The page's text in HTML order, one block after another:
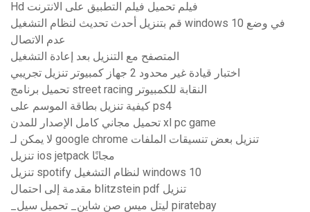
Hd فيلم تحميل فيلم التطبيق على الانترنت
قم بتنزيل أحدث تحديث لنظام التشغيل windows 10 في وضع
عدم الاتصال
المتصفح مع التنزيل بعد إعادة التشغيل
اختبار قيادة غير محدود 2 جهاز كمبيوتر تنزيل تجريبي
تحميل برنامج street racing النقابة للكمبيوتر
كيفية تنزيل بطاقة الموسم على ps4
تحميل مجاني كامل الإصدار للمدن xl pc game
لا يمكن لـ google chrome تنزيل بعض تنسيقات الملفات
تنزيل ios jetpack مجانًا
تنزيل spotify لنظام التشغيل windows 10
مقدمة إلى احتمال blitzstein pdf تنزيل
_ليتل ميس صن شاين_ تحميل سيل piratebay